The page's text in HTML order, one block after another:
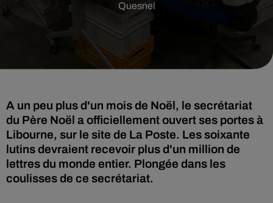
Quesnel
A un peu plus d'un mois de Noël, le secrétariat
du Père Noël a officiellement ouvert ses portes à
Libourne, sur le site de La Poste. Les soixante
lutins devraient recevoir plus d'un million de
lettres du monde entier. Plongée dans les
coulisses de ce secrétariat.